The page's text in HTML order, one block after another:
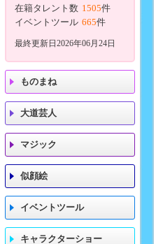
在籍タレント数 1505件
イベントツール 665件
最終更新日2026年06月24日
ものまね
大道芸人
マジック
似顔絵
イベントツール
キャラクターショー